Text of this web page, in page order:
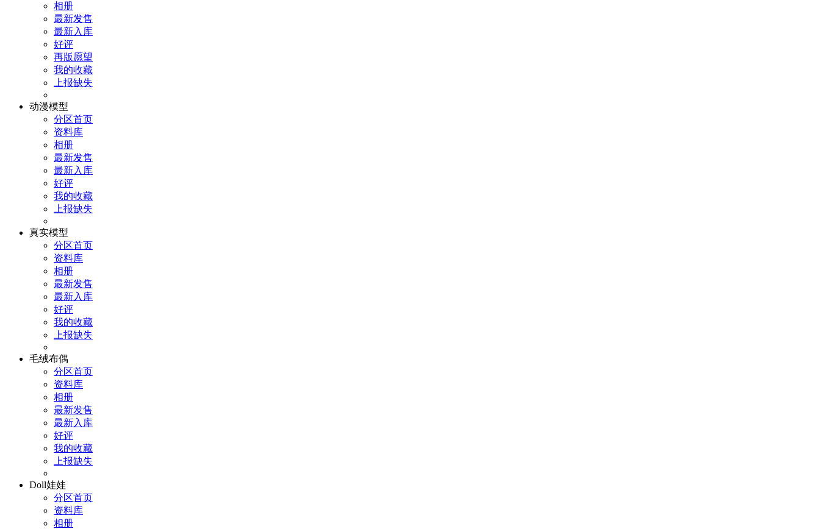
相册
最新发售
最新入库
好评
再版愿望
我的收藏
上报缺失
动漫模型
分区首页
资料库
相册
最新发售
最新入库
好评
我的收藏
上报缺失
真实模型
分区首页
资料库
相册
最新发售
最新入库
好评
我的收藏
上报缺失
毛绒布偶
分区首页
资料库
相册
最新发售
最新入库
好评
我的收藏
上报缺失
Doll娃娃
分区首页
资料库
相册